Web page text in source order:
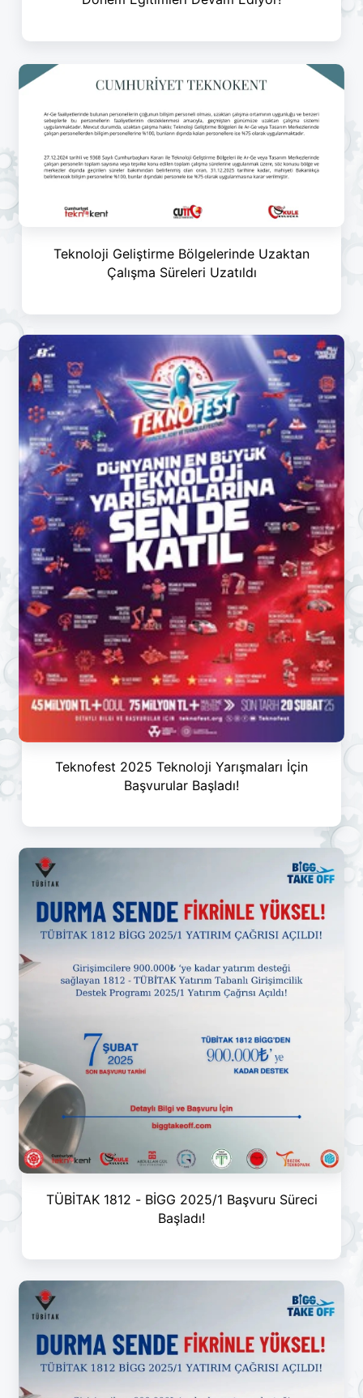
Teknoloji Geliştirme Bölgelerinde Uzaktan
Çalışma Süreleri Uzatıldı
Teknofest 2025 Teknoloji Yarışmaları İçin
Başvurular Başladı!
TÜBİTAK 1812 - BİGG 2025/1 Başvuru Süreci
Başladı!